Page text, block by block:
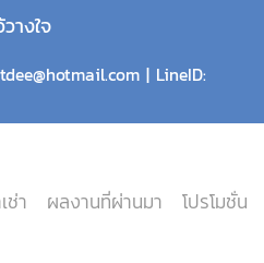
างใจ
| LineID:
ช่า ผลงานที่ผ่านมา
โปรโมชั่น